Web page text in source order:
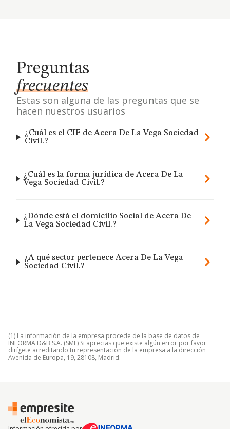
Preguntas
frecuentes
Estas son alguna de las preguntas que se
hacen nuestros usuarios
¿Cuál es el CIF de Acera De La Vega Sociedad
Civil.?
¿Cuál es la forma jurídica de Acera De La
Vega Sociedad Civil.?
¿Dónde está el domicilio Social de Acera De
La Vega Sociedad Civil.?
¿A qué sector pertenece Acera De La Vega
Sociedad Civil.?
(1) La información de la empresa procede de la base de datos de
INFORMA D&B S.A. (SME) Si aprecias que existe algún error por favor
dirígete acreditando tu representación de la empresa a la dirección
Avenida de Europa, 19, 28108, Madrid.